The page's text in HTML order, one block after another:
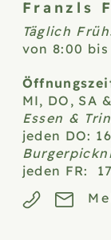
Franzls
Täglich
von 8:00
MI, DO, SA
Essen &
jeden DO:
jeden FR: